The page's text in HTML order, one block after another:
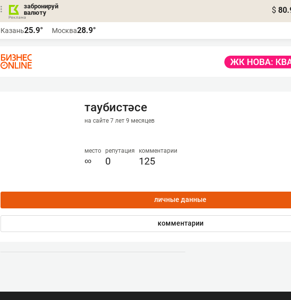
забронируй
валюту
$
Казань25.9° Москва28.9°
таубистәсе
на сайте 7 лет 9 месяцев
место
∞
репутация
0
комментарии
125
личные данные
комментарии